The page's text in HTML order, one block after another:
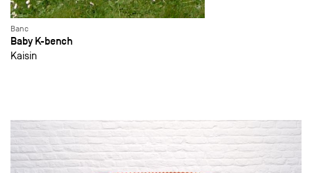
Banc
Baby K-bench
Kaisin